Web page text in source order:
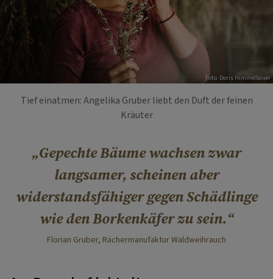
Foto: Doris Himmelbauer
Tief einatmen: Angelika Gruber liebt den Duft der feinen
Kräuter
Gepechte Bäume wachsen zwar
langsamer, scheinen aber
widerstandsfähiger gegen Schädlinge
wie den Borkenkäfer zu sein.
Florian Gruber, Rächermanufaktur Waldweihrauch